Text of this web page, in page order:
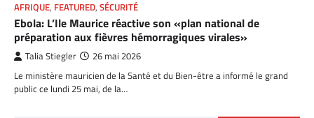
AFRIQUE, FEATURED, SÉCURITÉ
Ebola: L’Ile Maurice réactive son «plan national de
préparation aux fièvres hémorragiques virales»
Talia Stiegler 26 mai 2026
Le ministère mauricien de la Santé et du Bien-être a informé le grand
public ce lundi 25 mai, de la…